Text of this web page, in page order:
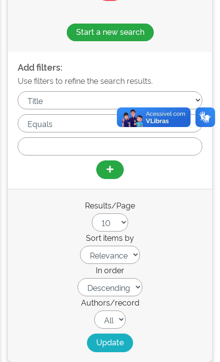
Start a new search
Add filters:
Use filters to refine the search results.
Results/Page
Sort items by
In order
Authors/record